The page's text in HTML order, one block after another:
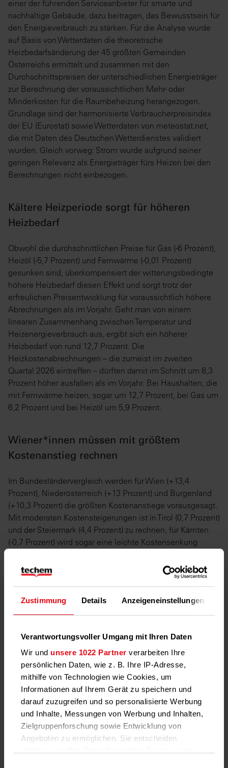
Zustimmung Details Anzeigeneinstellungen
Verantwortungsvoller Umgang mit Ihren Daten
Wir und unsere 1022 Partner verarbeiten Ihre
persönlichen Daten, wie z. B. Ihre IP-Adresse,
mithilfe von Technologien wie Cookies, um
Informationen auf Ihrem Gerät zu speichern und
darauf zuzugreifen und so personalisierte Werbung
und Inhalte, Messungen von Werbung und Inhalten,
Zielgruppenforschung sowie Entwicklung von
Angeboten zu ermöglichen. Sie entscheiden
einer der führenden Serviceanbieter für smarte und
nachhaltige Gebäude, dazu beitragen, das Bewusstsein für
den Energieverbrauch zu stärken. Für die Analyse wurde
auf Basis von Wetterdaten die theoretische
Heizbedarfsänderung der 45 größten Gemeinden
Österreichs ermittelt und zusammen mit den
Durchschnittspreisen der unterschiedlichen Energieträger
zur Berechnung der voraussichtlichen Mehr- oder
Minderkosten für die Raumbeheizung herangezogen.
Grundlage sind der harmonisierte Verbraucherpreisindex
der EU (Eurostat) sowie Wetterdaten von meteostat.net,
die mit Daten des Deutschen Wetterdienstes validiert
wurden. Gleich vorweg: Strom wurde aufgrund seiner
geringen Relevanz als Energieträger fürs Heizen bei den
Berechnungen nicht einbezogen.
Kältere Heizperiode sorgt für höheren
Heizbedarf
Obwohl die durchschnittlichen Preise für Gas (-6 Prozent),
Heizöl (-5,7 Prozent) und Fernwärme (-0,01 Prozent)
gesunken sind, überkompensiert der witterungsbedingte
höhere Heizbedarf diesen Effekt und sorgt trotz der
erfreulichen Preisentwicklung für voraussichtlich höhere
Abrechnungen als im Vorjahr. Geht man von einem
linearen Zusammenhang zwischen Temperatur und
Heizenergieverbrauch aus, ergibt sich ein höherer
Heizbedarf von rund 12,7 Prozent. Die
Heizkostenabrechnungen – die zumeist im zweiten
Quartal 2026 eintreffen – dürften damit im Schnitt um 8,3
Prozent höher ausfallen als im Vorjahr. Bei Haushalten, die
mit Fernwärme heizen, sogar um 12,7 Prozent, bei Gas um
6,2 Prozent und bei Heizöl um 5,9 Prozent.
Wiener*innen müssen mit größtem
Kostenanstieg rechnen
Im Bundesländervergleich werden für Wien (+13,4
Prozent), Niederösterreich (+13 Prozent) und Burgenland
(+10,3 Prozent) die größten Kostenanstiege vorausgesagt.
Mit moderaten Kostensteigerungen ist in Tirol (0,7 Prozent)
und der Steiermark (4,4 Prozent) zu rechnen, für Kärnten
(-0,7 Prozent) wird sogar eine leichte Kostensenkung
Auf Gemeindeebene liegen Schwaz (-2,4 Prozent), Villach